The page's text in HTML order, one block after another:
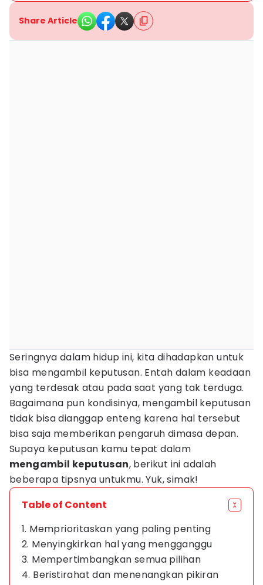
Share Article
Seringnya dalam hidup ini, kita dihadapkan untuk
bisa mengambil keputusan. Entah dalam keadaan
yang terdesak atau pada saat yang tak terduga.
Bagaimana pun kondisinya, mengambil keputusan
tidak bisa dianggap enteng karena hal tersebut
bisa saja memberikan pengaruh dimasa depan.
Supaya keputusan kamu tepat dalam
mengambil keputusan, berikut ini adalah
beberapa tipsnya untukmu. Yuk, simak!
Table of Content
1. Memprioritaskan yang paling penting
2. Menyingkirkan hal yang mengganggu
3. Mempertimbangkan semua pilihan
4. Beristirahat dan menenangkan pikiran